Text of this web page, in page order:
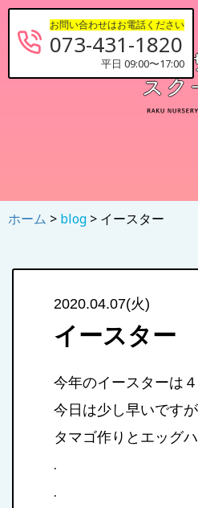
お問い合わせはお電話ください
073-431-1820
平日 09:00〜17:00
ホーム > blog > イースター
2020.04.07(火)
イースター
今年のイースターは４
今日は少し早いですが
タマゴ作りとエッグ
.
.